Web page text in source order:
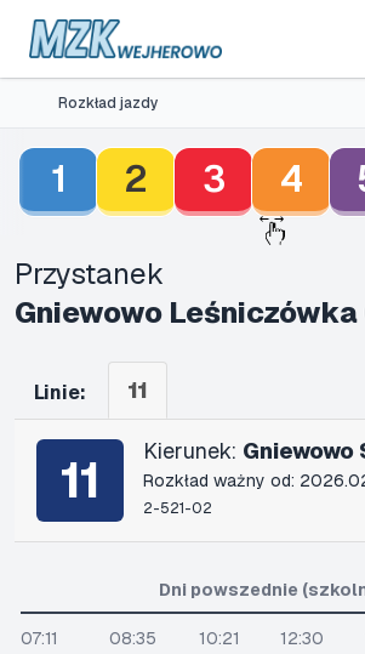
Rozkład jazdy
1 2 3 4
Przystanek
Gniewowo
Linie: 11
11 Kierunek: Gniewowo
Rozkład ważny od:
2-521-02
Dni powszednie
07:11 08:35 10:21 12:30